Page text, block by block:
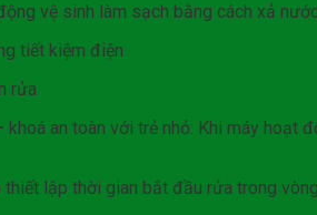
vệ sinh làm sạch bằng cách xả
tiết kiệm điện
rửa
khoá an toàn với trẻ nhỏ: Khi máy hoạt
thiết lập thời gian bắt đầu rửa trong